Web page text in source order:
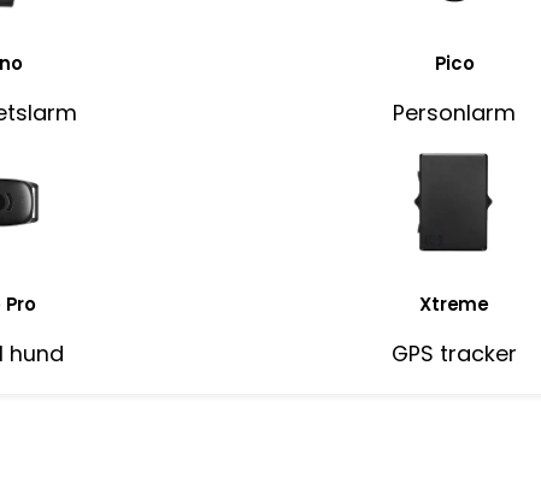
Pico
Personlarm
hund
Xtreme
GPS tracker